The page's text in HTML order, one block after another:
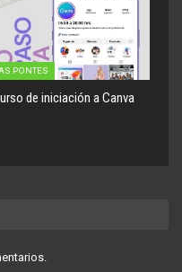
PONTES
de iniciación a Canva